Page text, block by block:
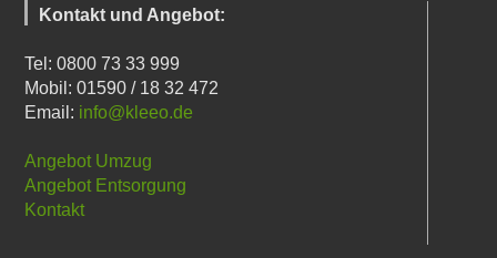
Kontakt und Angebot:
Tel: 0800 73 33 999
Mobil: 01590 / 18 32 472
Email: info@kleeo.de
Angebot Umzug
Angebot Entsorgung
Kontakt